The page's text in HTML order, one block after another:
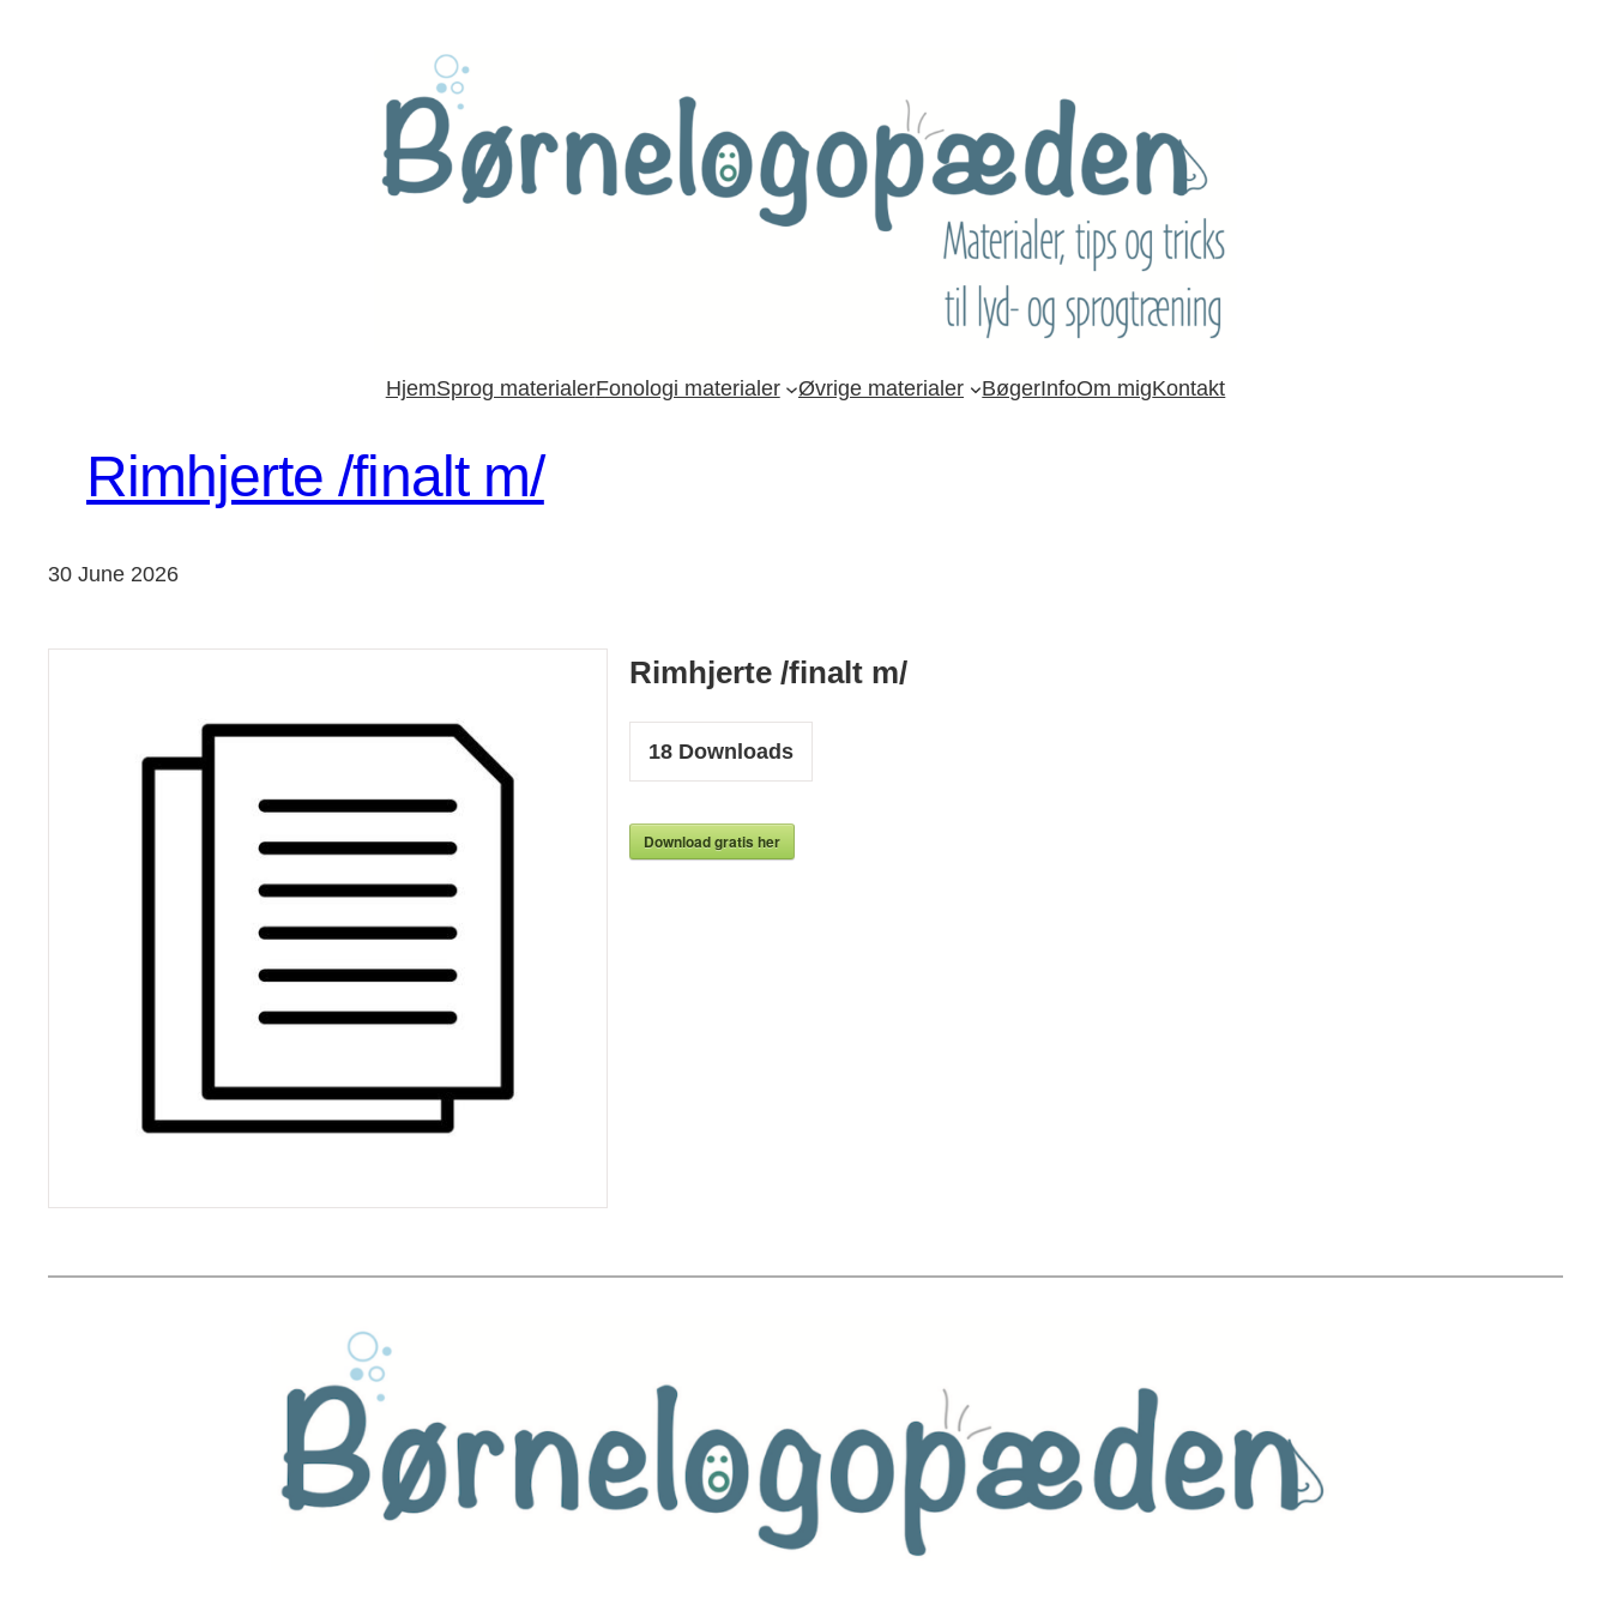
HjemSprog materialerFonologi materialer Øvrige materialer BøgerInfoOm migKontakt
Rimhjerte /finalt m/
30 June 2026
Rimhjerte /finalt m/
18 Downloads
Download gratis her